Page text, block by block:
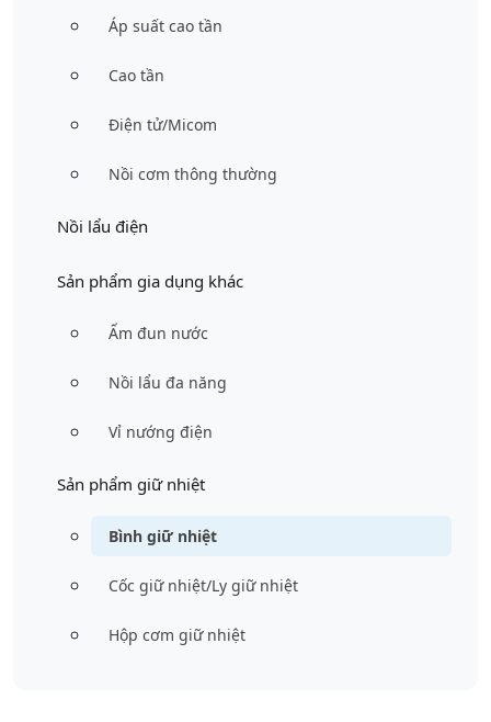
Áp suất cao tần
Cao tần
Điện tử/Micom
Nồi cơm thông thường
Nồi lẩu điện
Sản phẩm gia dụng khác
Ấm đun nước
Nồi lẩu đa năng
Vỉ nướng điện
Sản phẩm giữ nhiệt
Bình giữ nhiệt
Cốc giữ nhiệt/Ly giữ nhiệt
Hộp cơm giữ nhiệt
Xanh Dương
Bình giữ nhiệt nắp bật (dòng SM-VA, SM-VS):
Dung tích 0,72 L và 0,83-0,95 L. Phù hợp cho người cần